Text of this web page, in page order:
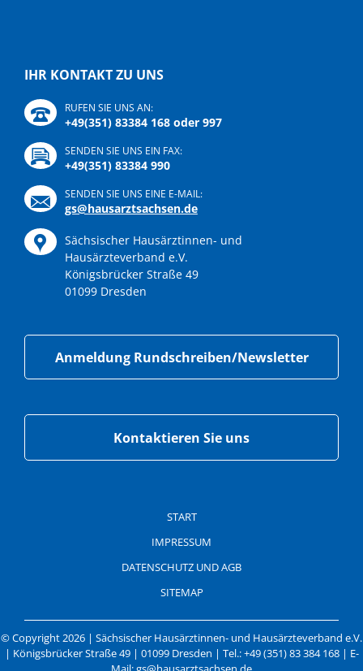
IHR KONTAKT ZU UNS
RUFEN SIE UNS AN:
+49(351) 83384 168 oder 997
SENDEN SIE UNS EIN FAX:
+49(351) 83384 990
SENDEN SIE UNS EINE E-MAIL:
gs@hausarztsachsen.de
Sächsischer Hausärztinnen- und
Hausärzteverband e.V.
Königsbrücker Straße 49
01099 Dresden
Anmeldung Rundschreiben/Newsletter
Kontaktieren Sie uns
START
IMPRESSUM
DATENSCHUTZ UND AGB
SITEMAP
© Copyright 2026 | Sächsischer Hausärztinnen- und Hausärzteverband e.V.
| Königsbrücker Straße 49 | 01099 Dresden | Tel.: +49 (351) 83 384 168 | E-